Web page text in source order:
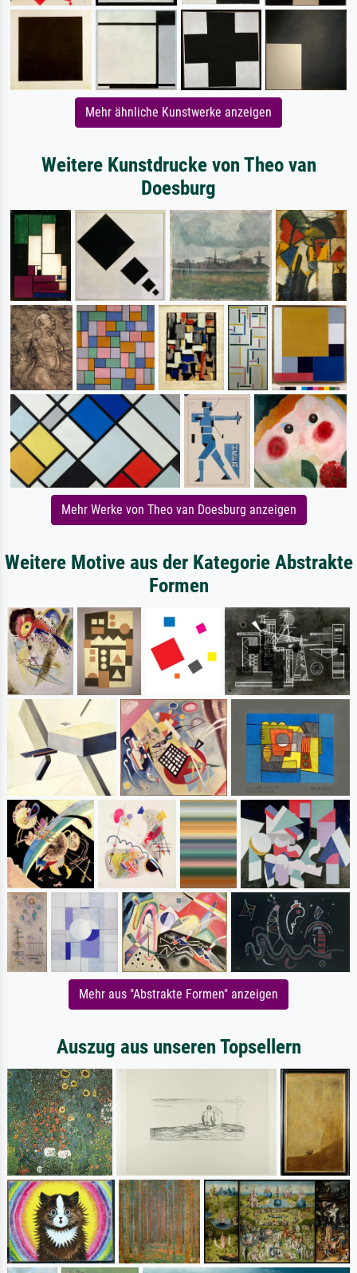
Mehr ähnliche Kunstwerke anzeigen
Weitere Kunstdrucke von Theo van
Doesburg
Mehr Werke von Theo van Doesburg anzeigen
Weitere Motive aus der Kategorie Abstrakte
Formen
Mehr aus "Abstrakte Formen" anzeigen
Auszug aus unseren Topsellern